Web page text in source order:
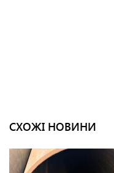
СХОЖІ НОВИНИ